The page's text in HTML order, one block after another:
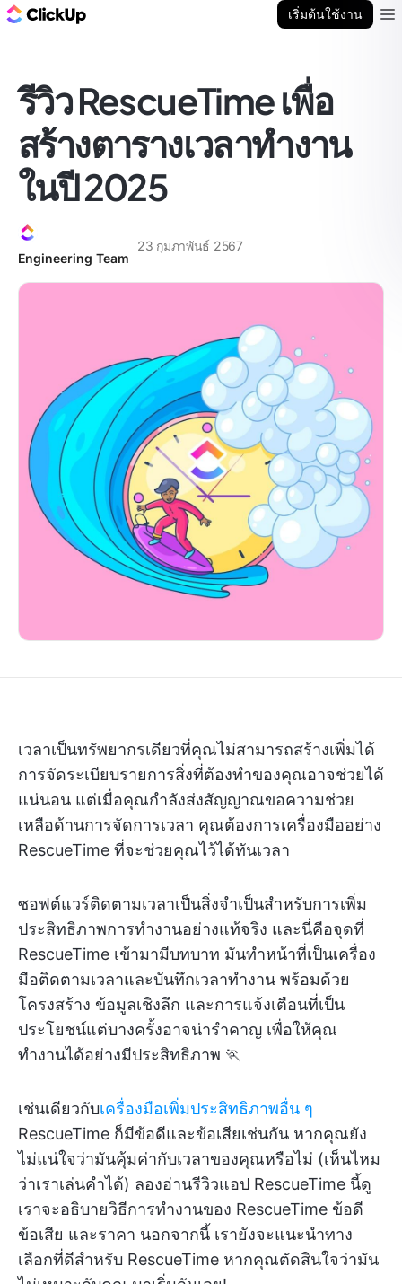
เริ่มต้นใช้งาน
รีวิว RescueTime เพื่อ
สร้างตารางเวลาทำงาน
ในปี 2025
Engineering Team
23 กุมภาพันธ์ 2567
เวลาเป็นทรัพยากรเดียวที่คุณไม่สามารถสร้างเพิ่มได้
การจัดระเบียบรายการสิ่งที่ต้องทำของคุณอาจช่วยได้
แน่นอน แต่เมื่อคุณกำลังส่งสัญญาณขอความช่วย
เหลือด้านการจัดการเวลา คุณต้องการเครื่องมืออย่าง
RescueTime ที่จะช่วยคุณไว้ได้ทันเวลา
ซอฟต์แวร์ติดตามเวลาเป็นสิ่งจำเป็นสำหรับการเพิ่ม
ประสิทธิภาพการทำงานอย่างแท้จริง และนี่คือจุดที่
RescueTime เข้ามามีบทบาท มันทำหน้าที่เป็นเครื่อง
มือติดตามเวลาและบันทึกเวลาทำงาน พร้อมด้วย
โครงสร้าง ข้อมูลเชิงลึก และการแจ้งเตือนที่เป็น
ประโยชน์แต่บางครั้งอาจน่ารำคาญ เพื่อให้คุณ
ทำงานได้อย่างมีประสิทธิภาพ 🏃
เช่นเดียวกับเครื่องมือเพิ่มประสิทธิภาพอื่น ๆ
RescueTime ก็มีข้อดีและข้อเสียเช่นกัน หากคุณยัง
ไม่แน่ใจว่ามันคุ้มค่ากับเวลาของคุณหรือไม่ (เห็นไหม
ว่าเราเล่นคำได้) ลองอ่านรีวิวแอป RescueTime นี้ดู
เราจะอธิบายวิธีการทำงานของ RescueTime ข้อดี
ข้อเสีย และราคา นอกจากนี้ เรายังจะแนะนำทาง
เลือกที่ดีสำหรับ RescueTime หากคุณตัดสินใจว่ามัน